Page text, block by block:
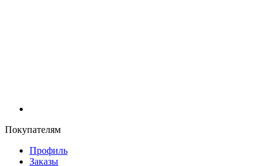
Покупателям
Профиль
Заказы